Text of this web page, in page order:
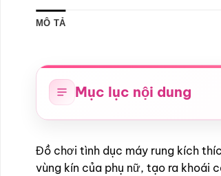
MÔ TẢ
Mục lục nội dung
Đồ chơi tình dục máy rung kích
vùng kín của phụ nữ, tạo ra khoái